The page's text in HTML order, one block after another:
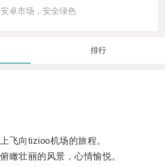
安卓市场，安全绿色
排行
向tizioo机场的旅程。
壮丽的风景，心情愉悦。